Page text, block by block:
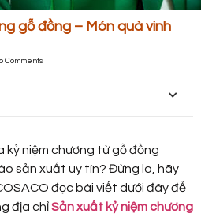
gỗ đồng – Món quà vinh
Comments
kỷ niệm chương từ gỗ đồng
sản xuất uy tín? Đừng lo, hãy
đọc bài viết dưới đây để
địa chỉSản xuất kỷ niệm chương